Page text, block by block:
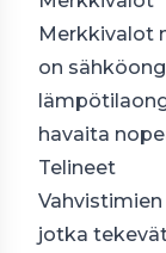
Merkkivalot
on
havaita
Telineet
jotka